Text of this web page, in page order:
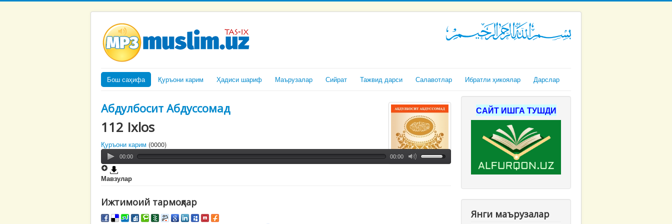
Бош саҳифа Қуръони карим Ҳадиси шариф Маърузалар Сийрат Тажвид дарси Салавотлар Ибратли ҳикоялар Дарслар
Абдулбосит Абдуссомад
112 Ixlos
Қуръони карим (0000)
00:00 00:00
Мавзулар
Ижтимоий тармоқлар
САЙТ ИШГА ТУШДИ
Янги маърузалар